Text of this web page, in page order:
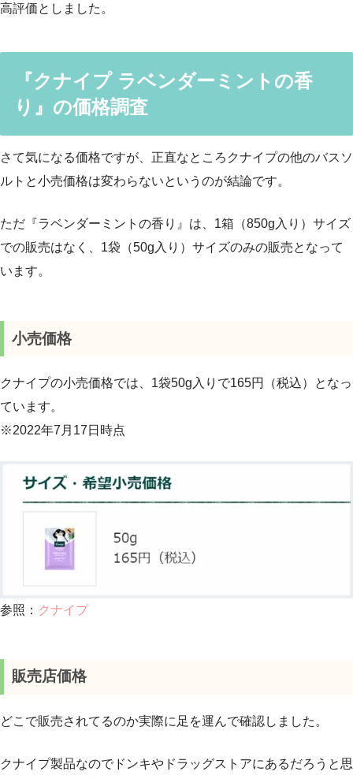
高評価としました。
『クナイプ ラベンダーミントの香
り』の価格調査
さて気になる価格ですが、正直なところクナイプの他のバスソ
ルトと小売価格は変わらないというのが結論です。
ただ『ラベンダーミントの香り』は、1箱（850g入り）サイズ
での販売はなく、1袋（50g入り）サイズのみの販売となって
います。
小売価格
クナイプの小売価格では、1袋50g入りで165円（税込）となっ
ています。
※2022年7月17日時点
参照： クナイプ
販売店価格
どこで販売されてるのか実際に足を運んで確認しました。
クナイプ製品なのでドンキやドラッグストアにあるだろうと思